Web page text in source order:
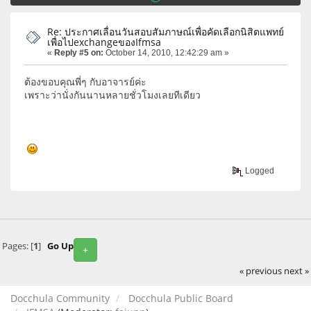
Re: ประกาศเลื่อนวันสอบสัมภาษณ์เพื่อคัดเลือกนิสิตแพทย์
เพื่อไปexchangeของIfmsa
« Reply #5 on: October 14, 2010, 12:42:29 am »
ต้องขอบคุณพี่ๆ กับอาจารย์ค่ะ
เพราะว่านั่งกันนานหลายชั่วโมงเลยทีเดียว
Logged
+
Pages: [1] Go Up
« previous next »
Docchula Community
Docchula Public Board